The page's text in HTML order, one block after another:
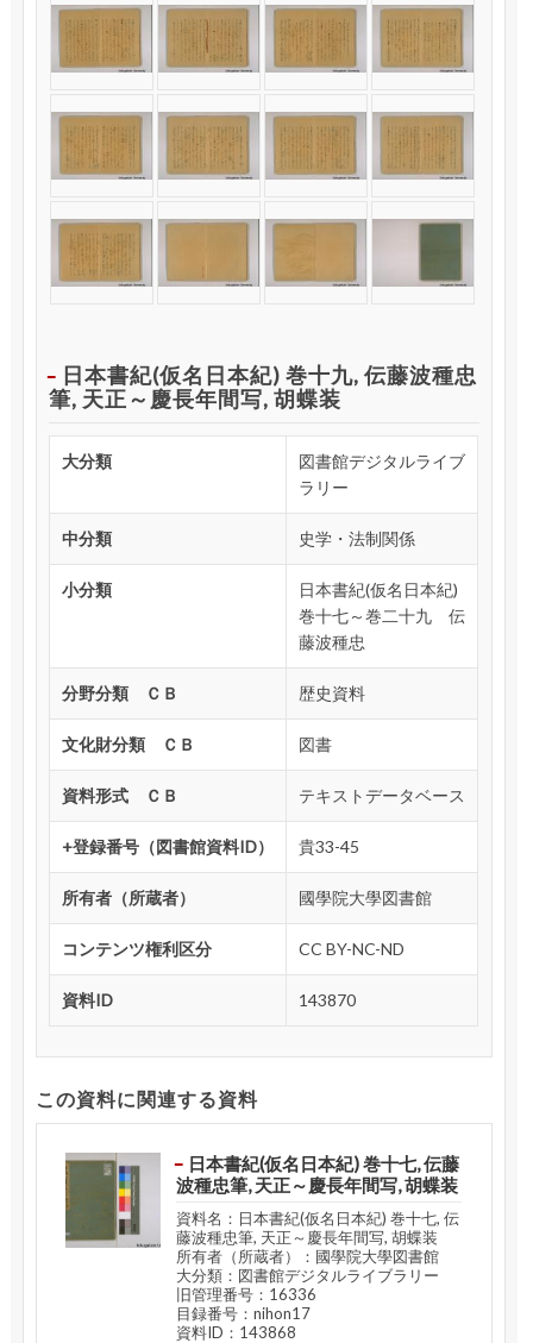
日本書紀(仮名日本紀) 巻十九, 伝藤波種忠
筆, 天正～慶長年間写, 胡蝶装
大分類
図書館デジタルライブ
ラリー
中分類 史学・法制関係
小分類
日本書紀(仮名日本紀)
巻十七～巻二十九 伝
藤波種忠
分野分類 ＣＢ 歴史資料
文化財分類 ＣＢ 図書
資料形式 ＣＢ テキストデータベース
+登録番号（図書館資料ID） 貴33-45
所有者（所蔵者） 國學院大學図書館
コンテンツ権利区分 CC BY-NC-ND
資料ID 143870
この資料に関連する資料
日本書紀(仮名日本紀) 巻十七, 伝藤
波種忠筆, 天正～慶長年間写, 胡蝶装
資料名：日本書紀(仮名日本紀) 巻十七, 伝
藤波種忠筆, 天正～慶長年間写, 胡蝶装
所有者（所蔵者）：國學院大學図書館
大分類：図書館デジタルライブラリー
旧管理番号：16336
目録番号：nihon17
資料ID：143868